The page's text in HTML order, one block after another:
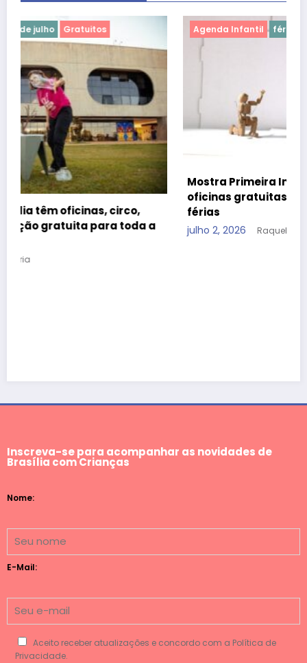
Agenda Infantil Gratuitos
Mostra Primeira Infância leva teatro, cinema e
oficinas gratuitas ao CCBB Brasília durante as
férias
julho 2, 2026 Raquel Dória
Inscreva-se para acompanhar as novidades de
Brasília com Crianças
Nome:
E-Mail:
Aceito receber atualizações e concordo com a Política de
Privacidade.